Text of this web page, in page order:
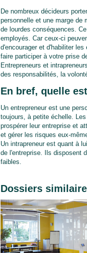
De nombreux décideurs
personnelle et une marge de
de lourdes conséquences.
employés. Car ceux-ci
d'encourager et d'habiliter
faire participer à votre prise
Entrepreneurs et
des responsabilités, la
En bref, quelle
Un entrepreneur est une
toujours, à petite échelle.
prospérer leur entreprise et
et gérer les risques eux-
Un intrapreneur est quant à
de l'entreprise. Ils disposent
faibles.
Dossiers